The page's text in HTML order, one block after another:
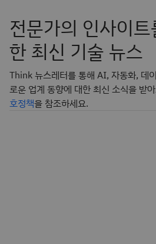
전문가의 인사이
한 최신 기술 뉴스
Think 뉴스레터를 통해 AI, 자동화, 데
로운 업계 동향에 대한 최신 소식을 받
호정책을 참조하세요.